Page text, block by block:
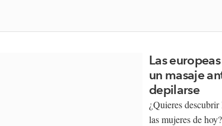
Las
un masaje
depilarse
¿Quieres
las mujeres de hoy?​